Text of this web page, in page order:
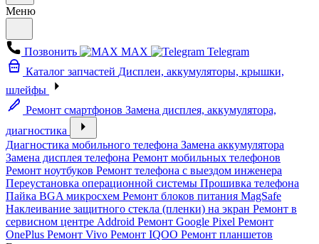
Меню
Позвонить MAX
Telegram
Каталог запчастей Дисплеи, аккумуляторы, крышки,
шлейфы
Ремонт смартфонов Замена дисплея, аккумулятора,
диагностика
Диагностика мобильного телефона Замена аккумулятора
Замена дисплея телефона Ремонт мобильных телефонов
Ремонт ноутбуков Ремонт телефона с выездом инженера
Переустановка операционной системы Прошивка телефона
Пайка BGA микросхем Ремонт блоков питания MagSafe
Наклеивание защитного стекла (пленки) на экран Ремонт в
сервисном центре Addroid Ремонт Google Pixel Ремонт
OnePlus Ремонт Vivo Ремонт IQOO Ремонт планшетов